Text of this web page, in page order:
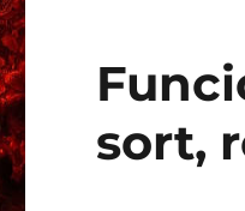
sort,